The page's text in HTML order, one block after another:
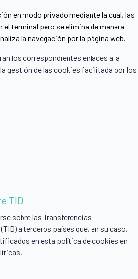
en modo privado mediante la cual, las
el terminal pero se elimina de manera
la navegación por la página web.
los correspondientes enlaces a la
gestión de las cookies facilitada por los
TID
sobre las Transferencias
a terceros países que, en su caso,
en esta política de cookies en